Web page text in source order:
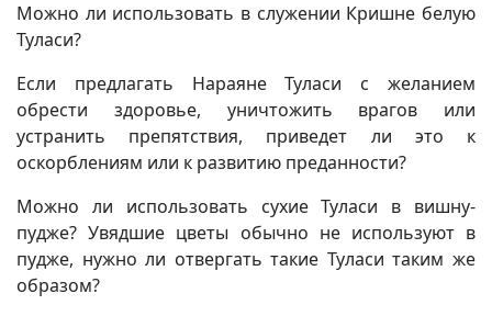
Можно ли использовать в служении Кришне белую
Туласи?
Если предлагать Нараяне Туласи с желанием
обрести здоровье, уничтожить врагов или
устранить препятствия, приведет ли это к
оскорблениям или к развитию преданности?
Можно ли использовать сухие Туласи в вишну-
пудже? Увядшие цветы обычно не используют в
пудже, нужно ли отвергать такие Туласи таким же
образом?